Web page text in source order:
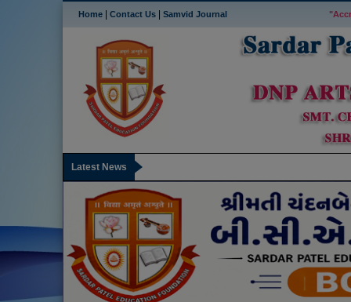
Home Contact Us Samvid Journal
Latest News